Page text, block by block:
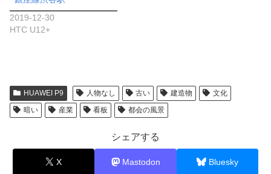
2019-12-30
HTC U12+
HUAWEI P9 人物なし 古い 建造物
文化
暗い
産業 看板 都会の風景
シェアする
X Mastodon Bluesky